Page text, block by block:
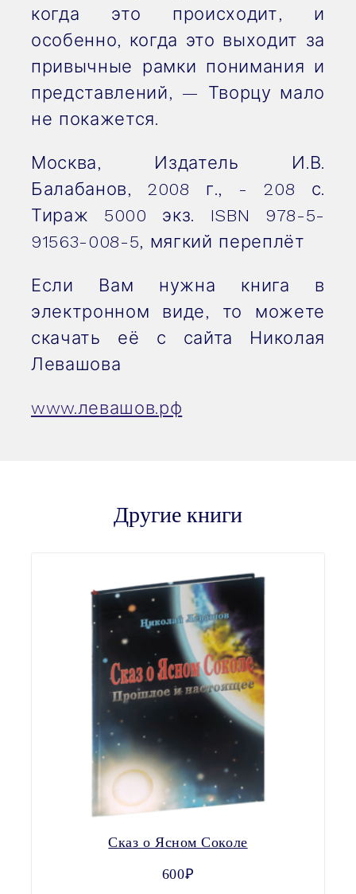
когда это происходит, и
особенно, когда это выходит за
привычные рамки понимания и
представлений, — Творцу мало
не покажется.
Москва, Издатель И.В.
Балабанов, 2008 г., - 208 с.
Тираж 5000 экз. ISBN 978-5-
91563-008-5, мягкий переплёт
Если Вам нужна книга в
электронном виде, то можете
скачать её с сайта Николая
Левашова
www.левашов.рф
Другие книги
Сказ о Ясном Соколе
600Ꝑ